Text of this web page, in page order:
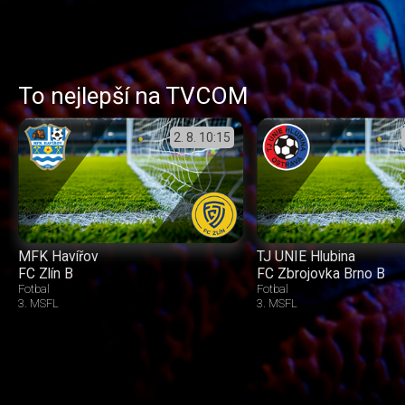
To nejlepší na TVCOM
2. 8. 10:15
MFK Havířov
FC Zlín B
Fotbal
3. MSFL
TJ UNIE Hlubina
FC Zbrojovka Brno B
Fotbal
3. MSFL